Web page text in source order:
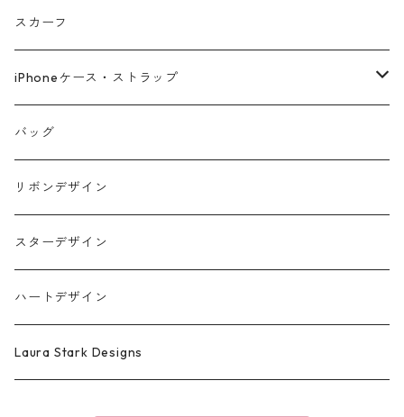
スカーフ
iPhoneケース・ストラップ
iPhone17シリーズ対応
バッグ
リボンデザイン
スターデザイン
ハートデザイン
Laura Stark Designs